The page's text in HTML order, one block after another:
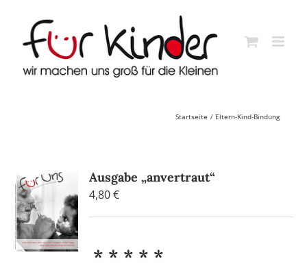
content
Startseite Eltern-Kind-Bindung
Ausgabe „anvertraut“
4,80€
* * * * *